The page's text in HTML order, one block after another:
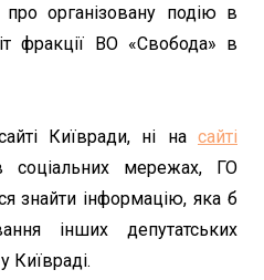
організовану подію в
фракції ВО «Свобода» в
Київради, ні на сайті
соціальних мережах, ГО
знайти інформацію, яка б
інших депутатських
Київраді.